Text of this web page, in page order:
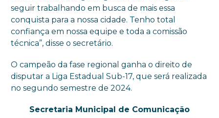
seguir trabalhando em busca de mais essa
conquista para a nossa cidade. Tenho total
confiança em nossa equipe e toda a comissão
técnica”, disse o secretário.
O campeão da fase regional ganha o direito de
disputar a Liga Estadual Sub-17, que será realizada
no segundo semestre de 2024.
Secretaria Municipal de Comunicação